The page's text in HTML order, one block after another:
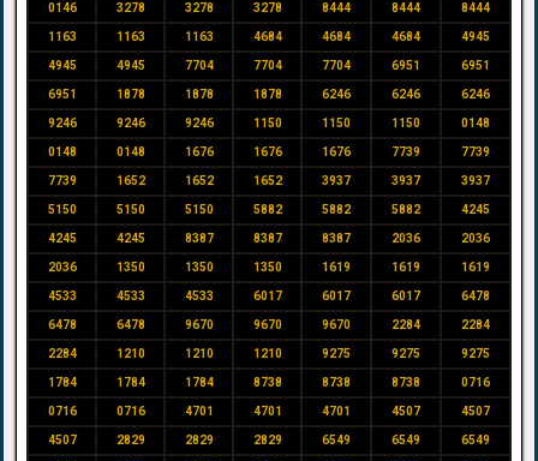
0146 3278 3278 3278 8444 8444 8444
1163 1163 1163 4684 4684 4684 4945
4945 4945 7704 7704 7704 6951 6951
6951 1878 1878 1878 6246 6246 6246
9246 9246 9246 1150 1150 1150 0148
0148 0148 1676 1676 1676 7739 7739
7739 1652 1652 1652 3937 3937 3937
5150 5150 5150 5882 5882 5882 4245
4245 4245 8387 8387 8387 2036 2036
2036 1350 1350 1350 1619 1619 1619
4533 4533 4533 6017 6017 6017 6478
6478 6478 9670 9670 9670 2284 2284
2284 1210 1210 1210 9275 9275 9275
1784 1784 1784 8738 8738 8738 0716
0716 0716 4701 4701 4701 4507 4507
4507 2829 2829 2829 6549 6549 6549